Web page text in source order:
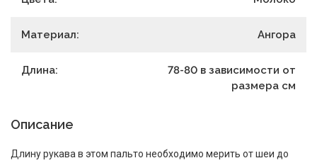
Материал: Ангора
Длина:
78-80 в зависимости от
размера см
Описание
Длину рукава в этом пальто необходимо мерить от шеи до